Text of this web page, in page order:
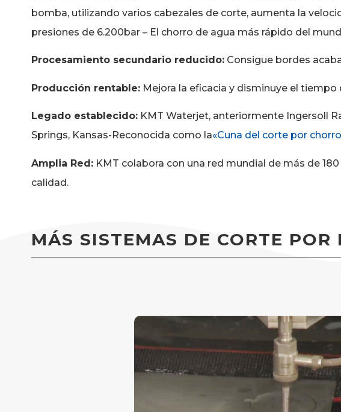
bomba, utilizando varios cabezales de corte, aumenta la
presiones de 6.200bar – El chorro de agua más rápido del
Procesamiento secundario reducido: Consigue bordes
Producción rentable: Mejora la eficacia y disminuye el
Legado establecido: KMT Waterjet, anteriormente Ingersoll
Springs, Kansas-Reconocida como la«Cuna del corte por
Amplia Red: KMT colabora con una red mundial de más de
calidad.
MÁS SISTEMAS DE CORTE